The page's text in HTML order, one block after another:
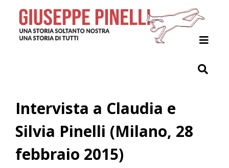
Giuseppe Pinelli
Archivio
Indici
Contribuisci
Intervista a Claudia e
Silvia Pinelli (Milano, 28
febbraio 2015)